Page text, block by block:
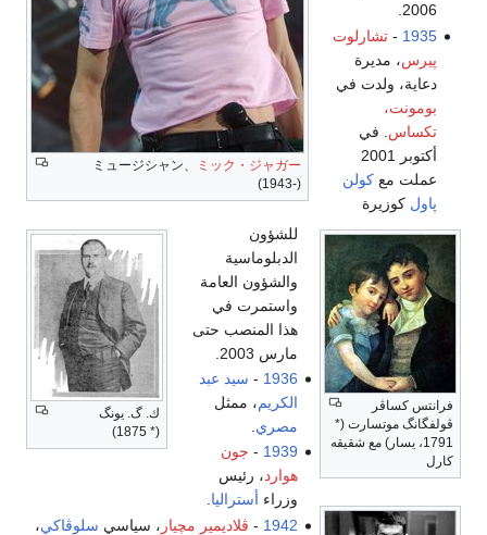
ミュージシャン、
ミック・ジャガー
(1943-)
فرانتس كساڤر
ڤولفگانگ موتسارت (*
1791، يسار) مع شقيقه
كارل
ك. گ. يونگ
(* 1875)
2006.
1935
-تشارلوت
پيرس، مديرة
دعاية، ولدت في
بومونت،
تكساس . في
أكتوبر 2001
عملت معكولن
پاول كوزيرة
للشؤون
الدبلوماسية
والشؤون العامة
واستمرت في
هذا المنصب حتى
مارس 2003.
1936
- سيد عبد
الكريم، ممثل
مصري
1939
- جون
هوارد، رئيس
وزراء أستراليا.
1942
- ڤلاديمير مچيار ، سياسي سلوڤاكي،